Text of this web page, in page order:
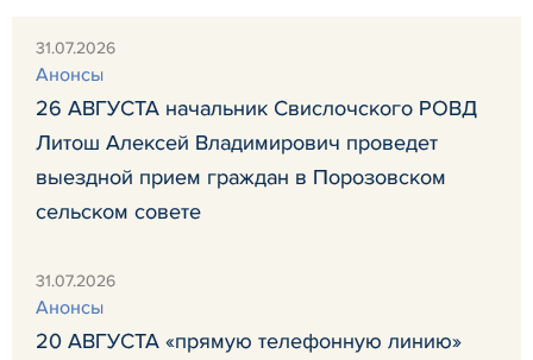
31.07.2026
Анонсы
26 АВГУСТА начальник Свислочского РОВД
Литош Алексей Владимирович проведет
выездной прием граждан в Порозовском
сельском совете
31.07.2026
Анонсы
20 АВГУСТА «прямую телефонную линию»